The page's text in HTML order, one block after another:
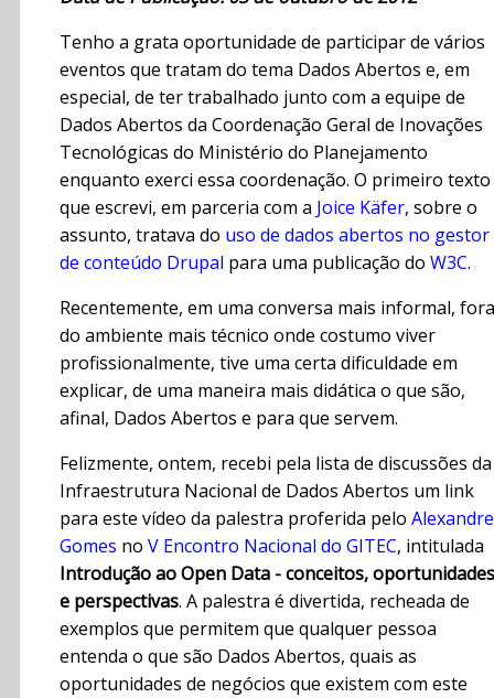
Tenho a grata oportunidade de participar de vários
eventos que tratam do tema Dados Abertos e, em
especial, de ter trabalhado junto com a equipe de
Dados Abertos da Coordenação Geral de Inovações
Tecnológicas do Ministério do Planejamento
enquanto exerci essa coordenação. O primeiro texto
que escrevi, em parceria com a Joice Käfer, sobre o
assunto, tratava do uso de dados abertos no gestor
de conteúdo Drupal para uma publicação do W3C.
Recentemente, em uma conversa mais informal, fora
do ambiente mais técnico onde costumo viver
profissionalmente, tive uma certa dificuldade em
explicar, de uma maneira mais didática o que são,
afinal, Dados Abertos e para que servem.
Felizmente, ontem, recebi pela lista de discussões da
Infraestrutura Nacional de Dados Abertos um link
para este vídeo da palestra proferida pelo Alexandre
Gomes no V Encontro Nacional do GITEC, intitulada
Introdução ao Open Data - conceitos, oportunidades
e perspectivas. A palestra é divertida, recheada de
exemplos que permitem que qualquer pessoa
entenda o que são Dados Abertos, quais as
oportunidades de negócios que existem com este